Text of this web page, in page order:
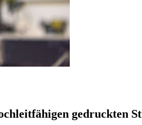
gedruckten